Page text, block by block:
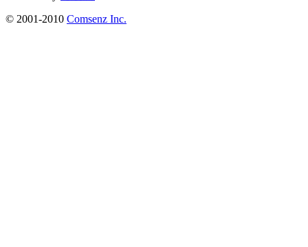
© 2001-2010 Comsenz Inc.